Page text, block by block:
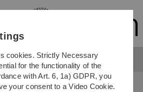
Skip
Skip
Skip
Skip
cookies. Strictly Necessary
for the functionality of the
with Art. 6, 1a) GDPR, you
your consent to a Video Cookie.